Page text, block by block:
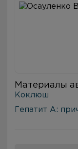
Материалы
Коклюш
Гепатит А: